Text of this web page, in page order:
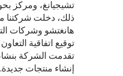
تشيجيانغ، ومركز
ذلك، دخلت شركتنا
هانغتشو وشركات
تقدمت الشركة